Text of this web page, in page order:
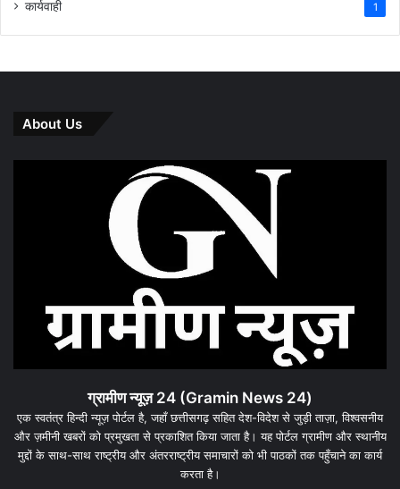
कार्यवाही 1
About Us
ग्रामीण न्यूज़ 24 (Gramin News 24)
एक स्वतंत्र हिन्दी न्यूज़ पोर्टल है, जहाँ छत्तीसगढ़ सहित देश-विदेश से जुड़ी ताज़ा, विश्वसनीय
और ज़मीनी खबरों को प्रमुखता से प्रकाशित किया जाता है। यह पोर्टल ग्रामीण और स्थानीय
मुद्दों के साथ-साथ राष्ट्रीय और अंतरराष्ट्रीय समाचारों को भी पाठकों तक पहुँचाने का कार्य
करता है।